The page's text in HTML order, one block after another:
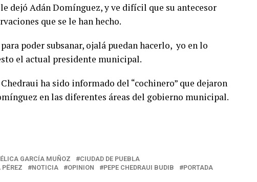
dejó Adán Domínguez, y ve difícil que su antecesor
que se le han hecho.
poder subsanar, ojalá puedan hacerlo, yo en lo
el actual presidente municipal.
ha sido informado del “cochinero” que dejaron
en las diferentes áreas del gobierno municipal.
GARCÍA MUÑOZ
CIUDAD DE PUEBLA
PËREZ NOTICIA OPINION PEPE CHEDRAUI BUDIB
PORTADA